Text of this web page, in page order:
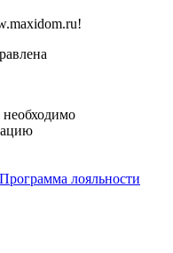
необходимо
Программа лояльности